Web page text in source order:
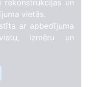
rekonstrukcijas un
vietās.
ar apbedījuma
izmēru un